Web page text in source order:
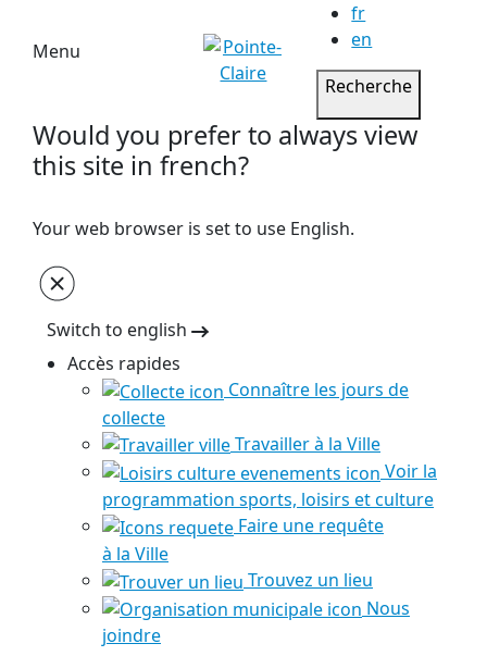
Menu
fr
en
Recherche
Would you prefer to always view
this site in french?
Your web browser is set to use English.
Switch to english
Accès rapides
Connaître les jours de
collecte
Travailler à la Ville
Voir la
programmation sports, loisirs et culture
Faire une requête
à la Ville
Trouvez un lieu
Nous
joindre